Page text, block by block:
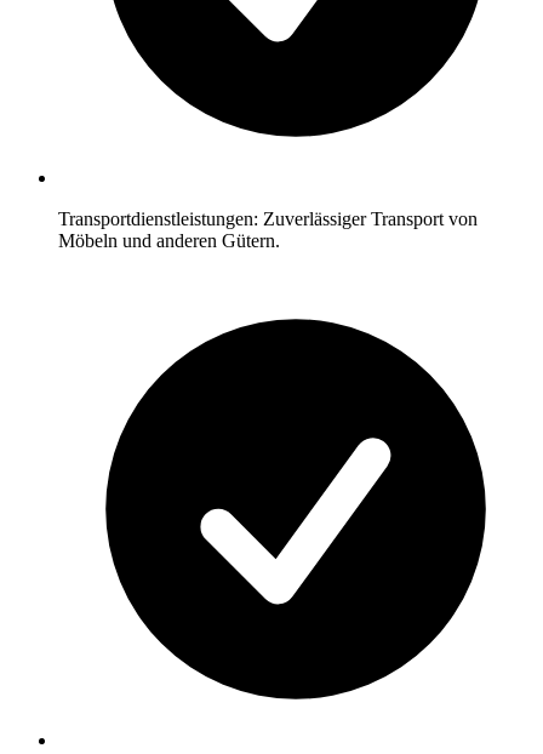
Transportdienstleistungen: Zuverlässiger Transport von
Möbeln und anderen Gütern.